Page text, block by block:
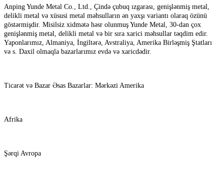
Anping Yunde Metal Co., Ltd., Çində çubuq ızgarası, genişlənmiş metal,
delikli metal və xüsusi metal məhsulların ən yaxşı variantı olaraq özünü
göstərmişdir. Misilsiz xidmətə həsr olunmuş Yunde Metal, 30-dan çox
genişlənmiş metal, delikli metal və bir sıra xarici məhsullar təqdim edir.
Yaponlarımız, Almaniya, İngiltərə, Avstraliya, Amerika Birləşmiş Ştatları
və s. Daxil olmaqla bazarlarımız evdə və xaricdədir.
Ticarət və Bazar Əsas Bazarlar: Mərkəzi Amerika
Afrika
Şərqi Avropa